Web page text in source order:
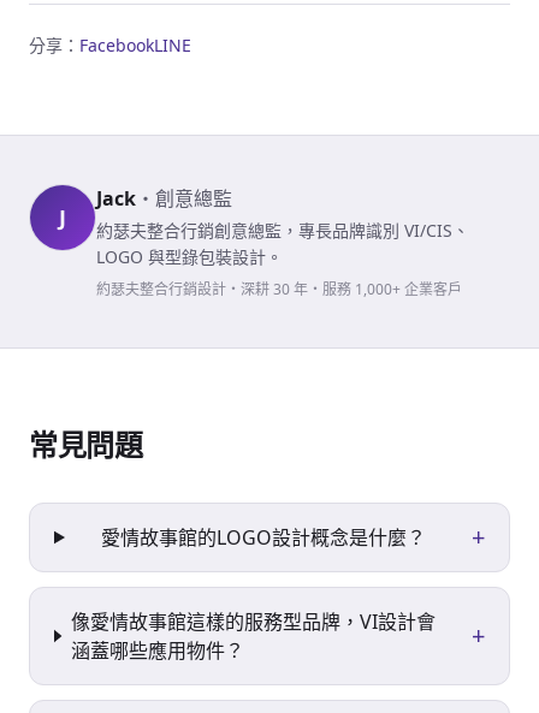
分享： FacebookLINE
J
Jack ・ 創意總監
約瑟夫整合行銷創意總監，專長品牌識別 VI/CIS、
LOGO 與型錄包裝設計。
約瑟夫整合行銷設計・深耕 30 年・服務 1,000+ 企業客戶
常見問題
愛情故事館的LOGO設計概念是什麼？ +
像愛情故事館這樣的服務型品牌，VI設計會
涵蓋哪些應用物件？
+